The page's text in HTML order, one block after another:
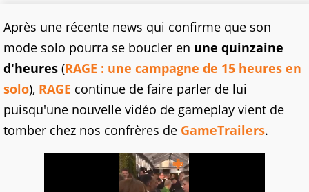
Après une récente news qui confirme que son
mode solo pourra se boucler en une quinzaine
d'heures (RAGE : une campagne de 15 heures en
solo), RAGE continue de faire parler de lui
puisqu'une nouvelle vidéo de gameplay vient de
tomber chez nos confrères de GameTrailers.